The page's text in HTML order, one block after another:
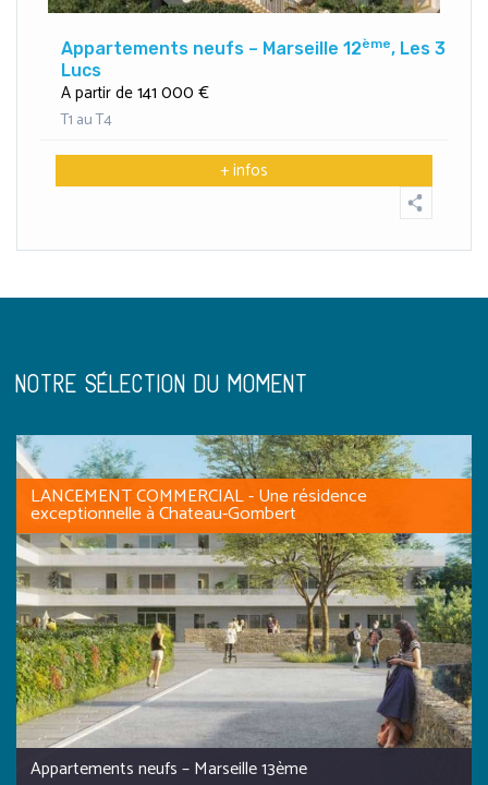
Appartements neufs – Marseille 12ème, Les 3
Lucs
A partir de141 000 €
T1 au T4
+ infos
NOTRE SÉLECTION DU MOMENT
Appartements neufs – Marseille 13ème
LANCEMENT COMMERCIAL - Une résidence
exceptionnelle à Chateau-Gombert